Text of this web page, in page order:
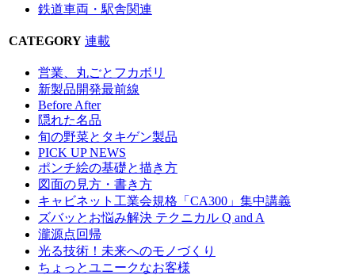
鉄道車両・駅舎関連
CATEGORY 連載
営業、丸ごとフカボリ
新製品開発最前線
Before After
隠れた名品
旬の野菜とタキゲン製品
PICK UP NEWS
ポンチ絵の基礎と描き方
図面の見方・書き方
キャビネット工業会規格「CA300」集中講義
ズバッとお悩み解決 テクニカル Q and A
瀧源点回帰
光る技術！未来へのモノづくり
ちょっとユニークなお客様